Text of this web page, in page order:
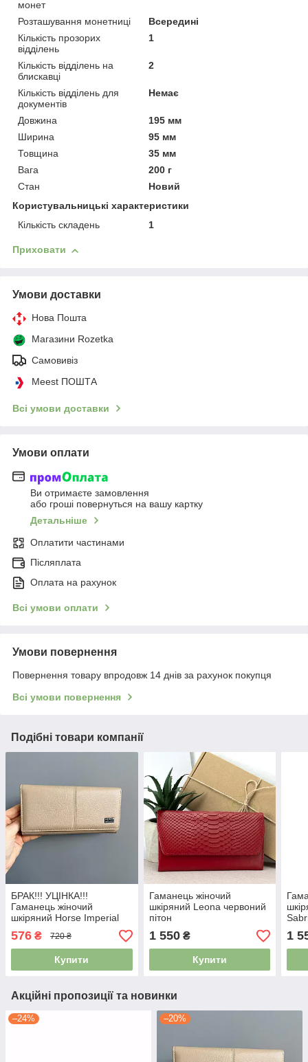
монет
Розташування монетниці
Всередині
Кількість прозорих
відділень
1
Кількість відділень на
блискавці
2
Кількість відділень для
документів
Немає
Довжина
195 мм
Ширина
95 мм
Товщина
35 мм
Вага
200 г
Стан
Новий
Користувальницькі характеристики
Кількість складень
1
Приховати
Умови доставки
Нова Пошта
Магазини Rozetka
Самовивіз
Meest ПОШТА
Всі умови доставки
Умови оплати
Ви отримаєте замовлення
або гроші повернуться на вашу картку
Детальніше
Оплатити частинами
Післяплата
Оплата на рахунок
Всі умови оплати
Умови повернення
Повернення товару впродовж 14 днів за рахунок покупця
Всі умови повернення
Подібні товари компанії
БРАК!!! УЦІНКА!!!
Гаманець жіночий
шкіряний Horse Imperial
A0001 світло-бежевий
576 ₴ 720 ₴
Купити
Гаманець жіночий
шкіряний Leona червоний
пітон
1 550₴
Купити
1
Акційні пропозиції та новинки
–24% –20%